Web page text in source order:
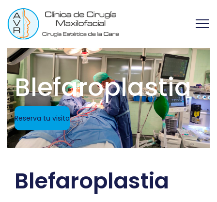
Blefaroplastia
Reserva tu visita
Blefaroplastia